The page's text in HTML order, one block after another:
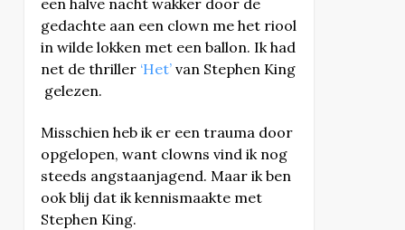
een halve nacht wakker door de
gedachte aan een clown me het riool
in wilde lokken met een ballon. Ik had
net de thriller ‘Het’van Stephen King
gelezen.
Misschien heb ik er een trauma door
opgelopen, want clowns vind ik nog
steeds angstaanjagend. Maar ik ben
ook blij dat ik kennismaakte met
Stephen King.